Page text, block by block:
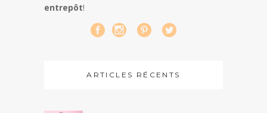
entrepôt!
ARTICLES RÉCENTS